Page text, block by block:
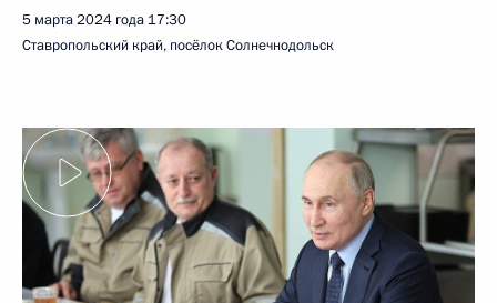
5 марта 2024 года 17:30
Ставропольский край, посёлок Солнечнодольск